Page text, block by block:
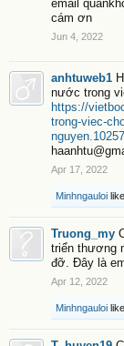
email
cám ơn
Jun 4, 2022
anhtuweb1
nước trong
https://
trong-viec-
Apr 17, 2022
Minhngauloi
Truong_my
triển thương
đỡ. Đây là
Apr 12, 2022
Minhngauloi